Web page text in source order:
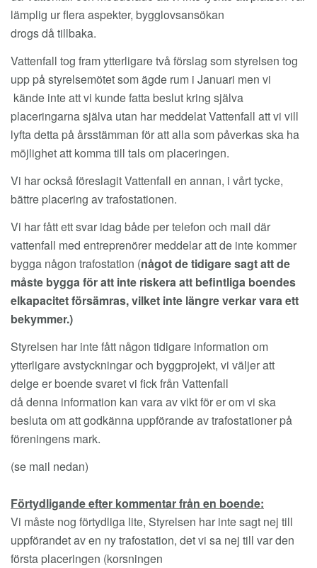
lämplig ur flera aspekter, bygglovsansökan
drogs då tillbaka.
Vattenfall tog fram ytterligare två förslag som styrelsen tog
upp på styrelsemötet som ägde rum i Januari men vi
kände inte att vi kunde fatta beslut kring själva
placeringarna själva utan har meddelat Vattenfall att vi vill
lyfta detta på årsstämman för att alla som påverkas ska ha
möjlighet att komma till tals om placeringen.
Vi har också föreslagit Vattenfall en annan, i vårt tycke,
bättre placering av trafostationen.
Vi har fått ett svar idag både per telefon och mail där
vattenfall med entreprenörer meddelar att de inte kommer
bygga någon trafostation (något de tidigare sagt att de
måste bygga för att inte riskera att befintliga boendes
elkapacitet försämras, vilket inte längre verkar vara ett
bekymmer.)
Styrelsen har inte fått någon tidigare information om
ytterligare avstyckningar och byggprojekt, vi väljer att
delge er boende svaret vi fick från Vattenfall
då denna information kan vara av vikt för er om vi ska
besluta om att godkänna uppförande av trafostationer på
föreningens mark.
(se mail nedan)
Förtydligande efter kommentar från en boende:
Vi måste nog förtydliga lite, Styrelsen har inte sagt nej till
uppförandet av en ny trafostation, det vi sa nej till var den
första placeringen (korsningen